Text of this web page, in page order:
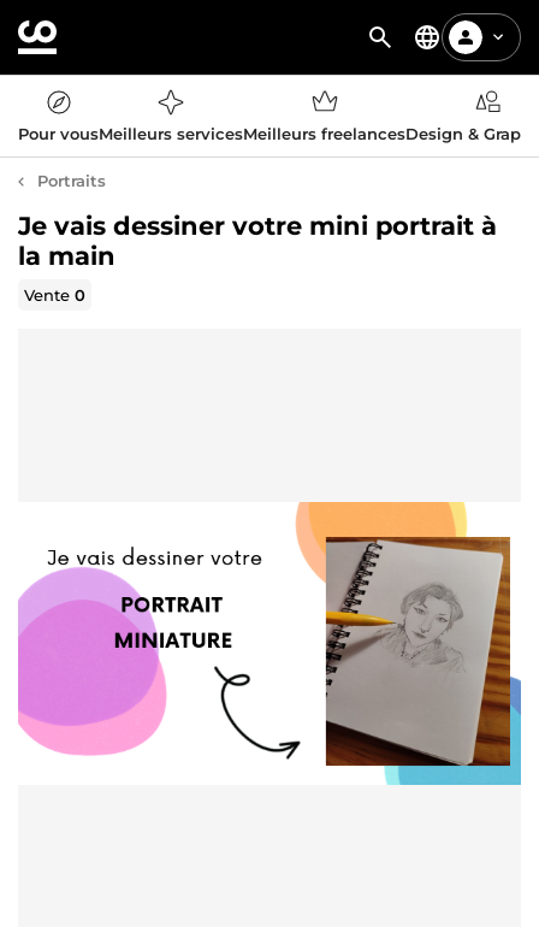
Pour vousMeilleurs servicesMeilleurs freelancesDesign &
Portraits
Je vais dessiner votre mini portrait à
la main
Vente0